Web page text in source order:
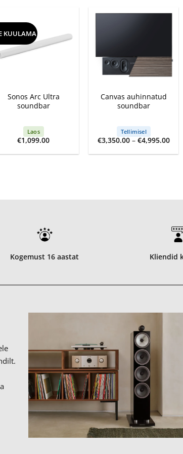
KUULAMA
Sonos Arc Ultra
soundbar
Laos
€1,099.00
+
Canvas auhinnatud
soundbar
Tellimisel
€3,350.00 – €4,995.00Price
Kogemust 16 aastat Kliendid